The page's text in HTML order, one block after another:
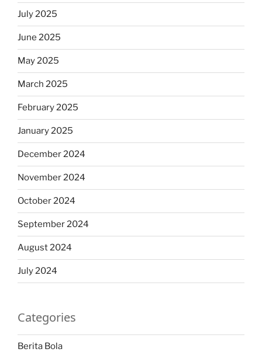
July 2025
June 2025
May 2025
March 2025
February 2025
January 2025
December 2024
November 2024
October 2024
September 2024
August 2024
July 2024
Categories
Berita Bola